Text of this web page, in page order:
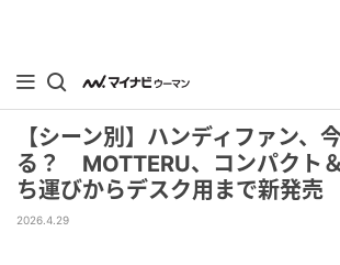
【シーン別】ハンディファン、
る？ MOTTERU、コンパクト
ち運びからデスク用まで新発売
2026.4.29